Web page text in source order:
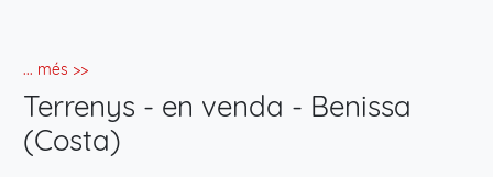
... més >>
Terrenys - en venda - Benissa
(Costa)